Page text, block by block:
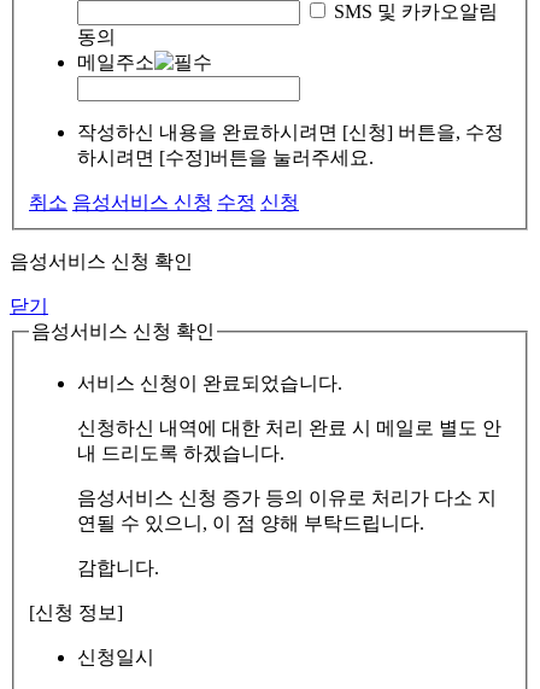
SMS 및 카카오알림
동의
메일주소
작성하신 내용을 완료하시려면 [신청] 버튼을, 수정
하시려면 [수정]버튼을 눌러주세요.
취소 음성서비스 신청 수정 신청
음성서비스 신청 확인
닫기
음성서비스 신청 확인
서비스 신청이 완료되었습니다.
신청하신 내역에 대한 처리 완료 시 메일로 별도 안
내 드리도록 하겠습니다.
음성서비스 신청 증가 등의 이유로 처리가 다소 지
연될 수 있으니, 이 점 양해 부탁드립니다.
감합니다.
[신청 정보]
신청일시